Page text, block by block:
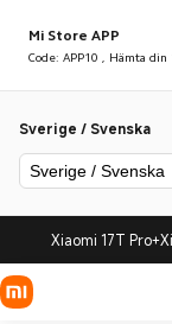
Mi Store APP
Code: APP10 , Hämta din
Sverige / Svenska
Sverige / Svenska
Xiaomi 17T